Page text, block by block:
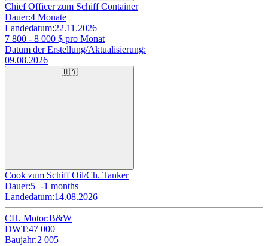
Chief Officer zum Schiff Container
Dauer:4 Monate
Landedatum:22.11.2026
7 800 - 8 000 $ pro Monat
Datum der Erstellung/Aktualisierung:
09.08.2026
🇺🇦
Cook zum Schiff Oil/Ch. Tanker
Dauer:5+-1 months
Landedatum:14.08.2026
CH. Motor:B&W
DWT:47 000
Baujahr:2 005